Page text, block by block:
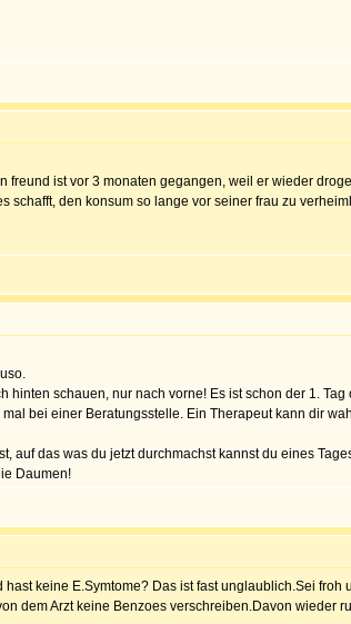
ist vor 3 monaten gegangen, weil er wieder
schafft, den konsum so lange vor seiner frau zu
hinten schauen, nur nach vorne! Es ist schon der 1.
bei einer Beratungsstelle. Ein Therapeut kann dir
auf das was du jetzt durchmachst kannst du eines
Daumen!
keine E.Symtome? Das ist fast unglaublich.Sei
dem Arzt keine Benzoes verschreiben.Davon wieder